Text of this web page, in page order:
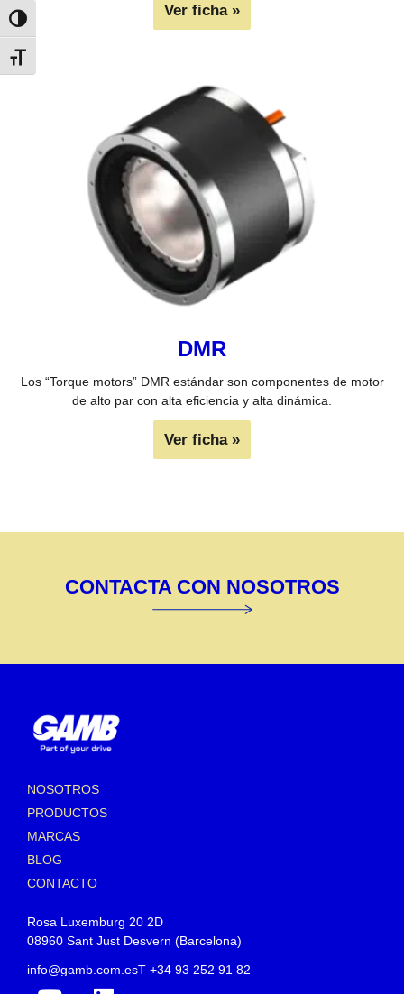
Alternar alto contraste
Alternar tamaño de letra
Ver ficha »
DMR
Los “Torque motors” DMR estándar son componentes de motor
de alto par con alta eficiencia y alta dinámica.
Ver ficha »
CONTACTA CON NOSOTROS
NOSOTROS
PRODUCTOS
MARCAS
BLOG
CONTACTO
Rosa Luxemburg 20 2D
08960 Sant Just Desvern (Barcelona)
info@gamb.com.esT +34 93 252 91 82